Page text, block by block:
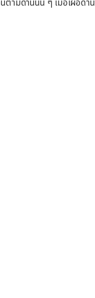
ตามด่านนั้น ๆ เมื่อเผื่อด่าน